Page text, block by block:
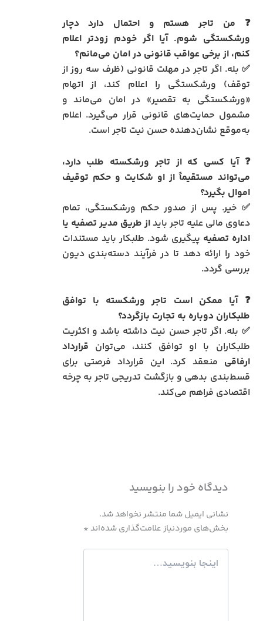
❓ من تاجر هستم و احتمال دارد دچار
ورشکستگی شوم. آیا اگر خودم زودتر اعلام
کنم، از برخی عواقب قانونی در امان می‌مانم؟
✅ بله. اگر تاجر در مهلت قانونی (ظرف سه روز از
توقف) ورشکستگی را اعلام کند، از اتهام
«ورشکستگی به تقصیر» در امان می‌ماند و
مشمول حمایت‌های قانونی قرار می‌گیرد. اعلام
به‌موقع نشان‌دهنده حسن نیت تاجر است.
❓ آیا کسی که از تاجر ورشکسته طلب دارد،
می‌تواند مستقیماً از او شکایت و حکم توقیف
اموال بگیرد؟
✅ خیر. پس از صدور حکم ورشکستگی، تمام
دعاوی مالی علیه تاجر بایداز طریق مدیر تصفیه یا
اداره تصفیه پیگیری شود. طلبکار باید مستندات
خود را ارائه دهد تا در فرآیند دسته‌بندی دیون
بررسی گردد.
❓ آیا ممکن است تاجر ورشکسته با توافق
طلبکاران دوباره به تجارت بازگردد؟
✅ بله. اگر تاجر حسن نیت داشته باشد و اکثریت
طلبکاران با او توافق کنند، می‌توان قرارداد
ارفاقی منعقد کرد. این قرارداد فرصتی برای
قسط‌بندی بدهی و بازگشت تدریجی تاجر به چرخه
اقتصادی فراهم می‌کند.
دیدگاه‌ خود را بنویسید
نشانی ایمیل شما منتشر نخواهد شد.
بخش‌های موردنیاز علامت‌گذاری شده‌اند *
اینجا
بنویسید…